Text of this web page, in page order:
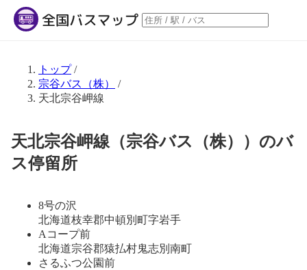
トップ/
宗谷バス（株）
/
天北宗谷岬線
天北宗谷岬線（宗谷バス（株））のバ
ス停留所
8号の沢
北海道枝幸郡中頓別町字岩手
Aコープ前
北海道宗谷郡猿払村鬼志別南町
さるふつ公園前